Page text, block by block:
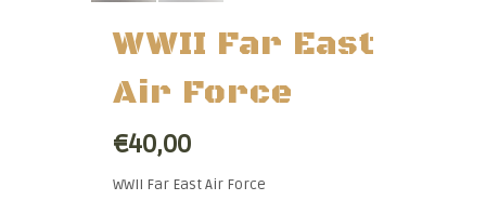
WWII Far East
Air Force
€40,00
WWII Far East Air Force